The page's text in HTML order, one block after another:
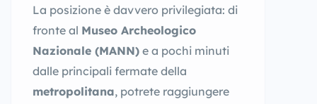
La posizione è davvero privilegiata: di
fronte al Museo Archeologico
Nazionale (MANN) e a pochi minuti
dalle principali fermate della
metropolitana, potrete raggiungere